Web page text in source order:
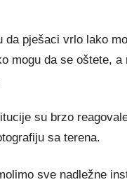
da pješaci vrlo lako
mogu da se oštete,
su brzo
sa terena.
sve nadležne